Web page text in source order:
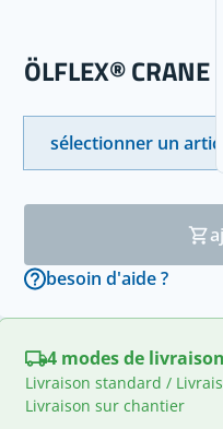
ÖLFLEX® CRANE
sélectionner un article
besoin d'aide ?
4 modes de
Livraison standard /
Livraison sur chantier